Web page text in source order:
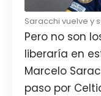
Saracchi vuelve y
Pero no son
liberaría en
Marcelo
paso por